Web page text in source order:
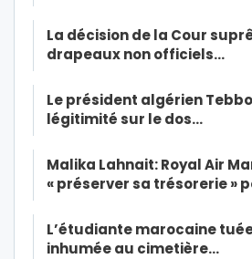
La décision de la Cour
drapeaux non officiels…
Le président algérien
légitimité sur le dos…
Malika Lahnait: Royal Air
« préserver sa trésorerie »
L’étudiante marocaine
inhumée au cimetière…